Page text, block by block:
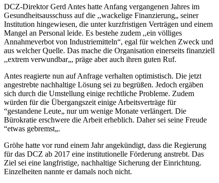
DCZ-Direktor Gerd Antes hatte Anfang vergangenen Jahres im
Gesundheitsausschuss auf die ,,wackelige Finanzierung„ seiner
Institution hingewiesen, die unter kurzfristigen Verträgen und einem
Mangel an Personal leide. Es bestehe zudem ,,ein völliges
Annahmeverbot von Industriemitteln“, egal für welchen Zweck und
aus welcher Quelle. Das mache die Organisation einerseits finanziell
,,extrem verwundbar„, präge aber auch ihren guten Ruf.
Antes reagierte nun auf Anfrage verhalten optimistisch. Die jetzt
angestrebte nachhaltige Lösung sei zu begrüßen. Jedoch ergäben
sich durch die Umstellung einige rechtliche Probleme. Zudem
würden für die Übergangszeit einige Arbeitsverträge für
“gestandene Leute„ nur um wenige Monate verlängert. Die
Bürokratie erschwere die Arbeit erheblich. Daher sei seine Freude
“etwas gebremst„.
Gröhe hatte vor rund einem Jahr angekündigt, dass die Regierung
für das DCZ ab 2017 eine institutionelle Förderung anstrebt. Das
Ziel sei eine langfristige, nachhaltige Sicherung der Einrichtung.
Einzelheiten nannte er damals noch nicht.